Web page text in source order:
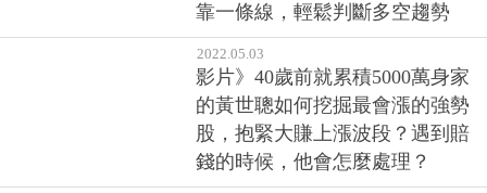
靠一條線，輕鬆判斷多空趨勢
2022.05.03
影片》40歲前就累積5000萬身家
的黃世聰如何挖掘最會漲的強勢
股，抱緊大賺上漲波段？遇到賠
錢的時候，他會怎麼處理？